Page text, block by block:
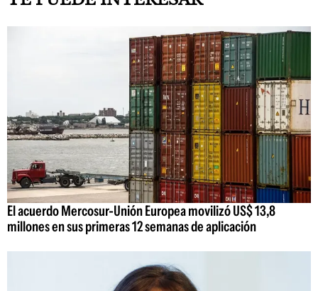
El acuerdo Mercosur-Unión Europea movilizó US$ 13,8
millones en sus primeras 12 semanas de aplicación